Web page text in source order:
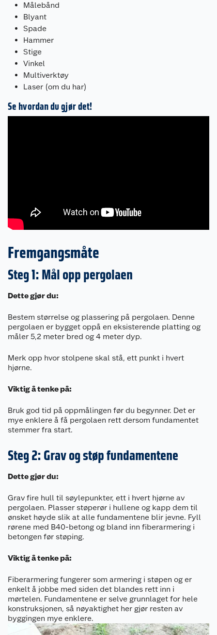
Målebånd
Blyant
Spade
Hammer
Stige
Vinkel
Multiverktøy
Laser (om du har)
Se hvordan du gjør det!
Fremgangsmåte
Steg 1: Mål opp pergolaen
Dette gjør du:
Bestem størrelse og plassering på pergolaen. Denne
pergolaen er bygget oppå en eksisterende platting og
måler 5,2 meter bred og 4 meter dyp.
Merk opp hvor stolpene skal stå, ett punkt i hvert
hjørne.
Viktig å tenke på:
Bruk god tid på oppmålingen før du begynner. Det er
mye enklere å få pergolaen rett dersom fundamentet
stemmer fra start.
Steg 2: Grav og støp fundamentene
Dette gjør du:
Grav fire hull til søylepunkter, ett i hvert hjørne av
pergolaen. Plasser støperør i hullene og kapp dem til
ønsket høyde slik at alle fundamentene blir jevne. Fyll
rørene med B40-betong og bland inn fiberarmering i
betongen før støping.
Viktig å tenke på:
Fiberarmering fungerer som armering i støpen og er
enkelt å jobbe med siden det blandes rett inn i
mørtelen. Fundamentene er selve grunnlaget for hele
konstruksjonen, så nøyaktighet her gjør resten av
byggingen mye enklere.